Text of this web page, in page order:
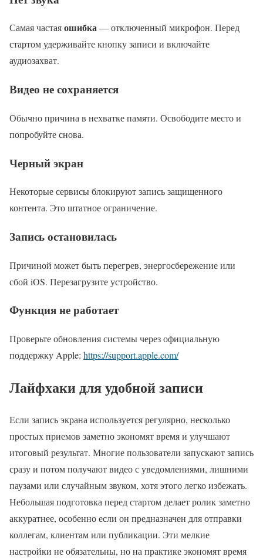
Самая частаяошибка— отключенный микрофон. Перед
стартом удерживайте кнопку записи и включайте
аудиозахват.
Видео не сохраняется
Обычно причина в нехватке памяти. Освободите место и
попробуйте снова.
Черный экран
Некоторые сервисы блокируют запись защищенного
контента. Это штатное ограничение.
Запись остановилась
Причиной может быть перегрев, энергосбережение или
сбой iOS. Перезагрузите устройство.
Функция не работает
Проверьте обновления системы через официальную
поддержку Apple: https://support.apple.com/
Лайфхаки для удобной записи
Если запись экрана используется регулярно, несколько
простых приемов заметно экономят время и улучшают
итоговый результат. Многие пользователи запускают запись
сразу и потом получают видео с уведомлениями, лишними
паузами или случайным звуком, хотя этого легко избежать.
Небольшая подготовка перед стартом делает ролик заметно
аккуратнее, особенно если он предназначен для отправки
коллегам, клиентам или публикации. Эти мелкие
настройки не обязательны, но на практике экономят время